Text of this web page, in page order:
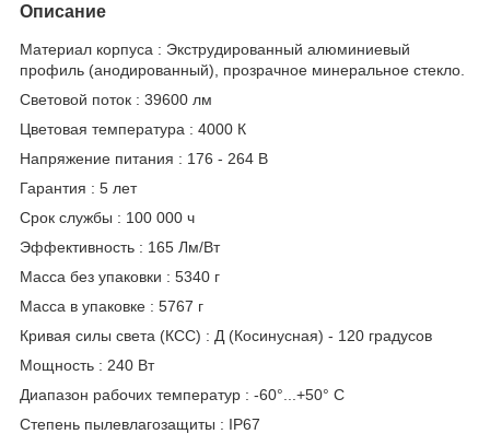
Описание
Материал корпуса : Экструдированный алюминиевый
профиль (анодированный), прозрачное минеральное стекло.
Световой поток : 39600 лм
Цветовая температура : 4000 К
Напряжение питания : 176 - 264 В
Гарантия : 5 лет
Срок службы : 100 000 ч
Эффективность : 165 Лм/Вт
Масса без упаковки : 5340 г
Масса в упаковке : 5767 г
Кривая силы света (КСС) : Д (Косинусная) - 120 градусов
Мощность : 240 Вт
Диапазон рабочих температур : -60°...+50° C
Степень пылевлагозащиты : IP67